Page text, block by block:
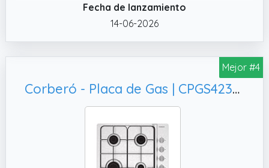
Fecha de lanzamiento
14-06-2026
Mejor #4
Corberó - Placa de Gas | CPGS423X | 4 Fuegos | Potencia 7,5 KW | Sin Autoencendido | Válvula Seguridad Corte de Gas | Desconexión Automática de Seguridad | Kit de conversión a gas natural | Inox